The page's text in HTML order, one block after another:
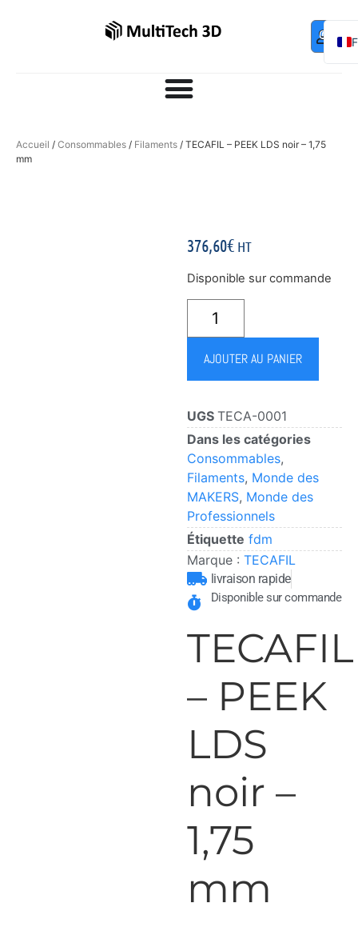
0,00 €
Accueil / Consommables / Filaments / TECAFIL – PEEK LDS noir – 1,75
mm
376,60€ HT
Disponible sur commande
AJOUTER AU PANIER
UGS TECA-0001
Dans les catégories
Consommables,
Filaments, Monde des
MAKERS, Monde des
Professionnels
Étiquette fdm
Marque : TECAFIL
livraison rapide
Disponible sur commande
TECAFIL
– PEEK
LDS
noir –
1,75
mm